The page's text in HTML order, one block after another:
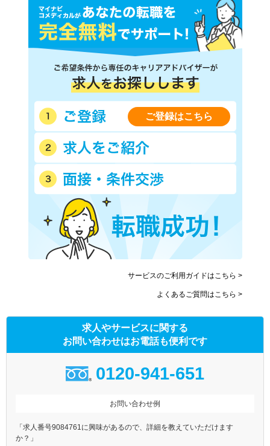
ご登録はこちら
サービスのご利用ガイドはこちら >
よくあるご質問はこちら >
求人やサービスに関する
お問い合わせはお電話も便利です
0120-941-651
お問い合わせ例
「求人番号9084761に興味があるので、詳細を教えていただけます
か？」